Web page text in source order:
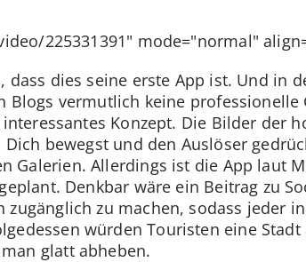
225331391" mode="normal"
dass dies seine erste App ist. Und in
Blogs vermutlich keine
Konzept. Die Bilder der
bewegst und den Auslöser
Galerien. Allerdings ist die App laut
Denkbar wäre ein Beitrag zu
zu machen, sodass jeder
würden Touristen eine
glatt abheben.